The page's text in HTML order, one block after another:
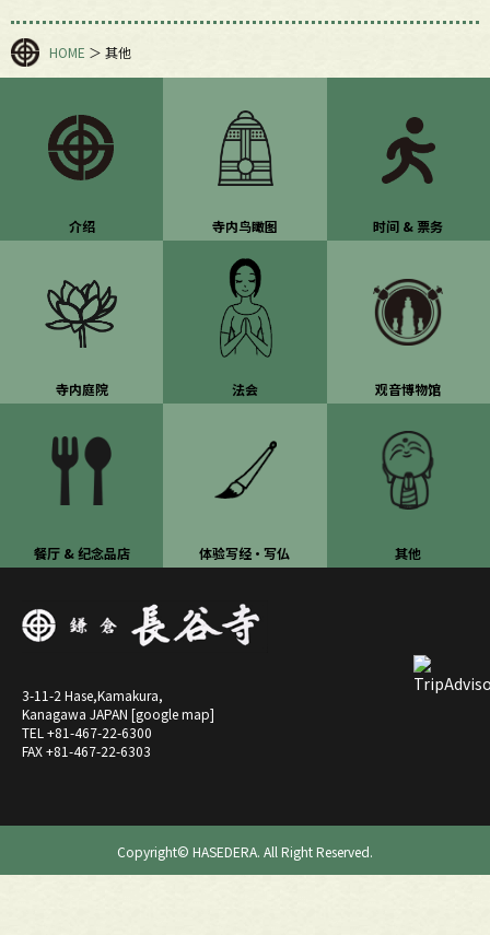
HOME ＞ 其他
介绍 寺内鸟瞰图 时间 & 票务
寺内庭院 法会 观音博物馆
餐厅 & 纪念品店 体验写经・写仏 其他
3-11-2 Hase,Kamakura,
Kanagawa JAPAN [google map]
TEL +81-467-22-6300
FAX +81-467-22-6303
Copyright© HASEDERA. All Right Reserved.